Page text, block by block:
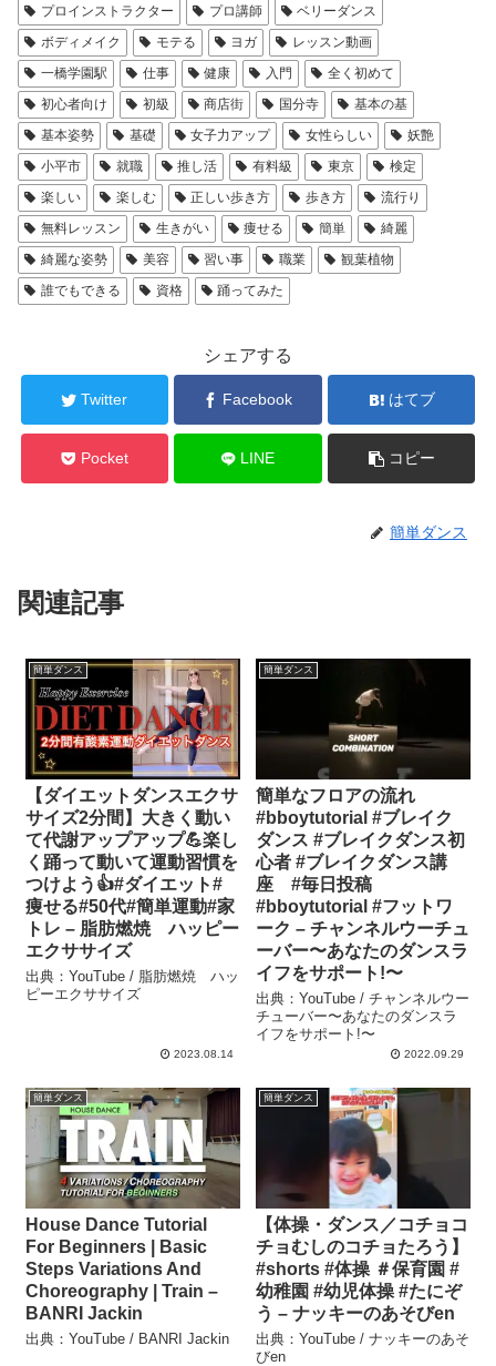
プロインストラクター プロ講師
ベリーダンス
ボディメイク
モテる ヨガ
レッスン動画
一橋学園駅
仕事 健康 入門
全く初めて
初心者向け
初級 商店街 国分寺
基本の基
基本姿勢
基礎 女子力アップ 女性らしい
妖艶
小平市
就職 推し活 有料級 東京
検定
楽しい
楽しむ 正しい歩き方 歩き方
流行り
無料レッスン
生きがい 痩せる 簡単
綺麗
綺麗な姿勢
美容 習い事 職業
観葉植物
誰でもできる
資格 踊ってみた
シェアする
Twitter Facebook はてブ
Pocket LINE コピー
簡単ダンス
関連記事
簡単ダンス
【ダイエットダンスエクサ
サイズ2分間】大きく動い
て代謝アップアップ💪楽し
く踊って動いて運動習慣を
つけよう👍#ダイエット#
痩せる#50代#簡単運動#家
トレ – 脂肪燃焼 ハッピー
エクササイズ
出典：YouTube / 脂肪燃焼 ハッ
ピーエクササイズ
2023.08.14
簡単ダンス
簡単なフロアの流れ
#bboytutorial #ブレイク
ダンス #ブレイクダンス初
心者 #ブレイクダンス講
座 #毎日投稿
#bboytutorial #フットワ
ーク – チャンネルウーチュ
ーバー〜あなたのダンスラ
イフをサポート!〜
出典：YouTube / チャンネルウー
チューバー〜あなたのダンスラ
イフをサポート!〜
2022.09.29
簡単ダンス
House Dance Tutorial
For Beginners | Basic
Steps Variations And
Choreography | Train –
BANRI Jackin
出典：YouTube / BANRI Jackin
簡単ダンス
【体操・ダンス／コチョコ
チョむしのコチョたろう】
#shorts #体操 ＃保育園 #
幼稚園 #幼児体操 #たにぞ
う – ナッキーのあそびen
出典：YouTube / ナッキーのあそ
びen